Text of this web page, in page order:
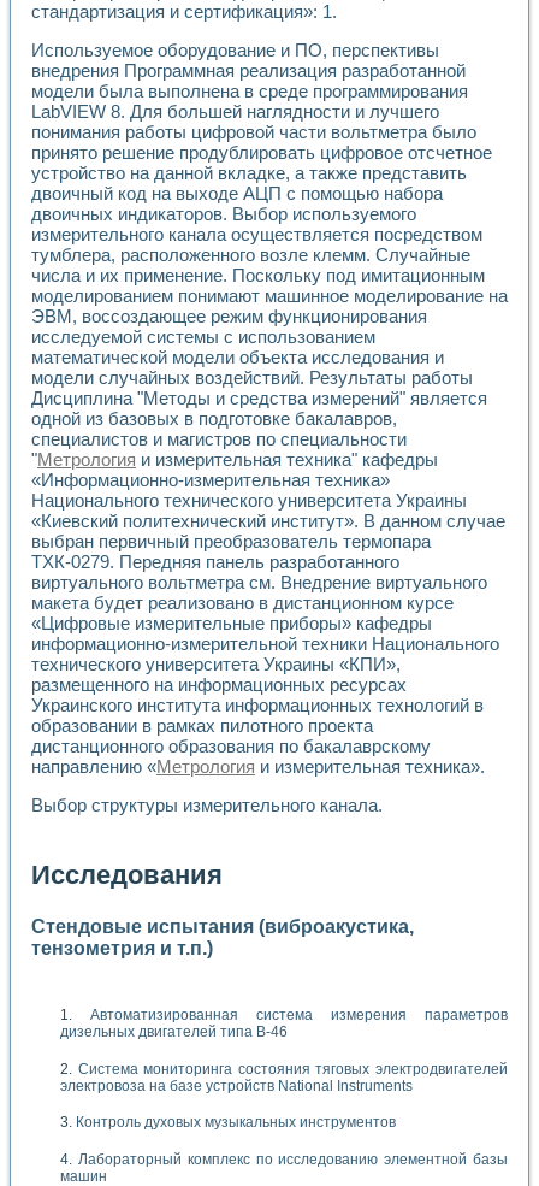
стандартизация и сертификация»: 1.
Используемое оборудование и ПО, перспективы
внедрения Программная реализация разработанной
модели была выполнена в среде программирования
LabVIEW 8. Для большей наглядности и лучшего
понимания работы цифровой части вольтметра было
принято решение продублировать цифровое отсчетное
устройство на данной вкладке, а также представить
двоичный код на выходе АЦП с помощью набора
двоичных индикаторов. Выбор используемого
измерительного канала осуществляется посредством
тумблера, расположенного возле клемм. Случайные
числа и их применение. Поскольку под имитационным
моделированием понимают машинное моделирование на
ЭВМ, воссоздающее режим функционирования
исследуемой системы с использованием
математической модели объекта исследования и
модели случайных воздействий. Результаты работы
Дисциплина "Методы и средства измерений" является
одной из базовых в подготовке бакалавров,
специалистов и магистров по специальности
"Метрология и измерительная техника" кафедры
«Информационно-измерительная техника»
Национального технического университета Украины
«Киевский политехнический институт». В данном случае
выбран первичный преобразователь термопара
ТХК-0279. Передняя панель разработанного
виртуального вольтметра см. Внедрение виртуального
макета будет реализовано в дистанционном курсе
«Цифровые измерительные приборы» кафедры
информационно-измерительной техники Национального
технического университета Украины «КПИ»,
размещенного на информационных ресурсах
Украинского института информационных технологий в
образовании в рамках пилотного проекта
дистанционного образования по бакалаврскому
направлению «Метрология и измерительная техника».
Выбор структуры измерительного канала.
Исследования
Стендовые испытания (виброакустика,
тензометрия и т.п.)
Автоматизированная система измерения параметров
дизельных двигателей типа В-46
Система мониторинга состояния тяговых электродвигателей
электровоза на базе устройств National Instruments
Контроль духовых музыкальных инструментов
Лабораторный комплекс по исследованию элементной базы
машин